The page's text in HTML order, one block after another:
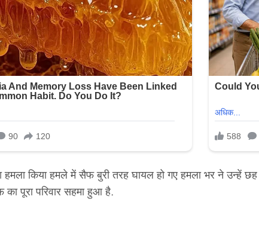
किया हमले में सैफ बुरी तरह घायल हो गए हमला भर ने उन्हें
पूरा परिवार सहमा हुआ है.